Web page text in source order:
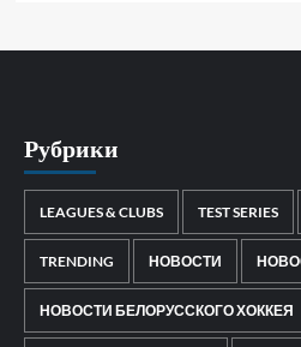
Рубрики
LEAGUES & CLUBS TEST SERIES
TRENDING НОВОСТИ
НОВОСТИ БЕЛОРУССКОГО ХОККЕЯ